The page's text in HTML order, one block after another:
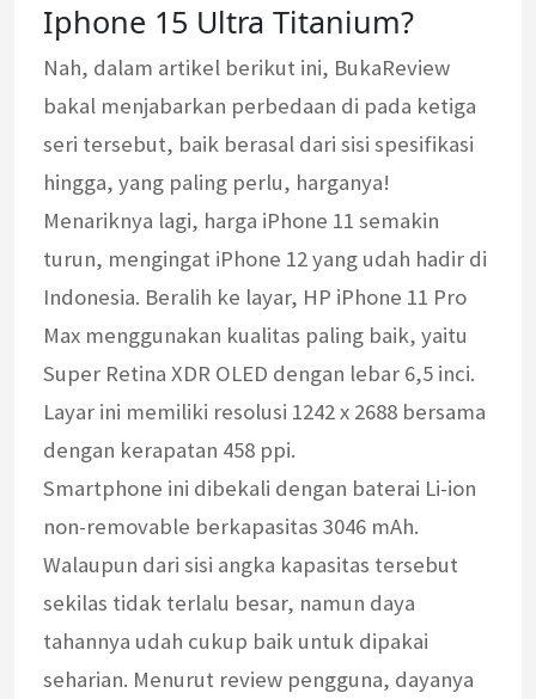
Iphone 15 Ultra Titanium?
Nah, dalam artikel berikut ini, BukaReview
bakal menjabarkan perbedaan di pada ketiga
seri tersebut, baik berasal dari sisi spesifikasi
hingga, yang paling perlu, harganya!
Menariknya lagi, harga iPhone 11 semakin
turun, mengingat iPhone 12 yang udah hadir di
Indonesia. Beralih ke layar, HP iPhone 11 Pro
Max menggunakan kualitas paling baik, yaitu
Super Retina XDR OLED dengan lebar 6,5 inci.
Layar ini memiliki resolusi 1242 x 2688 bersama
dengan kerapatan 458 ppi.
Smartphone ini dibekali dengan baterai Li-ion
non-removable berkapasitas 3046 mAh.
Walaupun dari sisi angka kapasitas tersebut
sekilas tidak terlalu besar, namun daya
tahannya udah cukup baik untuk dipakai
seharian. Menurut review pengguna, dayanya